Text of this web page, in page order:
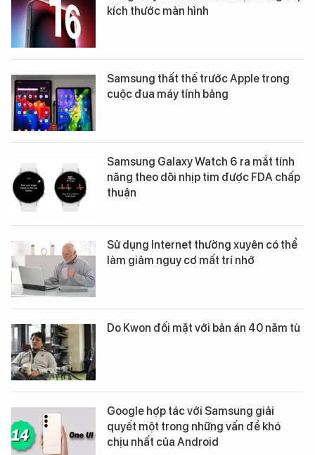
kích thước màn hình
Samsung thất thế trước Apple trong
cuộc đua máy tính bảng
Samsung Galaxy Watch 6 ra mắt tính
năng theo dõi nhịp tim được FDA chấp
thuận
Sử dụng Internet thường xuyên có thể
làm giảm nguy cơ mất trí nhớ
Do Kwon đối mặt với bản án 40 năm tù
Google hợp tác với Samsung giải
quyết một trong những vấn đề khó
chịu nhất của Android